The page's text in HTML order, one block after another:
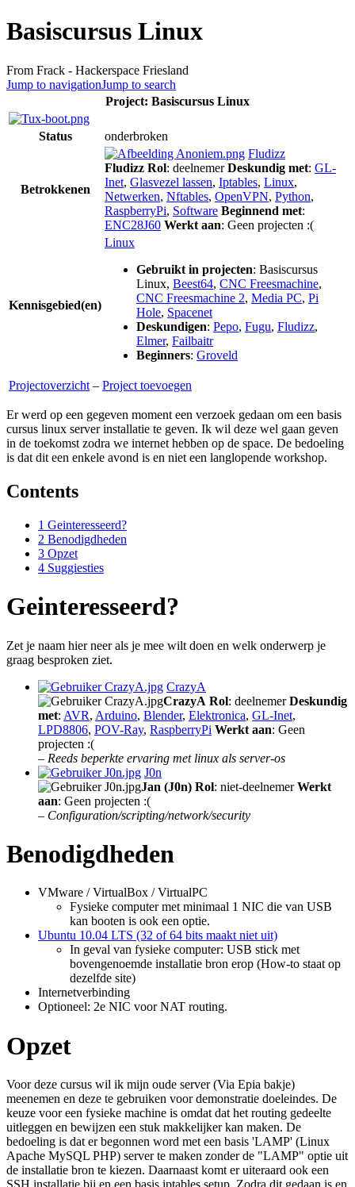
Basiscursus Linux
From Frack - Hackerspace Friesland
Jump to navigationJump to search
Project: Basiscursus Linux
Status onderbroken
Betrokkenen
Fludizz
Fludizz Rol: deelnemerDeskundig met: GL-
Inet, Glasvezel lassen, Iptables, Linux,
Netwerken, Nftables, OpenVPN, Python,
RaspberryPi, Software Beginnend met:
ENC28J60 Werkt aan: Geen projecten :(
Kennisgebied(en)
Linux
Gebruikt in projecten: Basiscursus
Linux, Beest64, CNC Freesmachine,
CNC Freesmachine 2, Media PC, Pi
Hole, Spacenet
Deskundigen: Pepo, Fugu, Fludizz,
Elmer, Failbaitr
Beginners: Groveld
Projectoverzicht – Project toevoegen
Er werd op een gegeven moment een verzoek gedaan om een basis
cursus linux server installatie te geven. Ik wil deze wel gaan geven
in de toekomst zodra we internet hebben op de space. De bedoeling
is dat dit een enkele avond is en niet een langlopende workshop.
Contents
1 Geinteresseerd?
2 Benodigdheden
3 Opzet
4 Suggiesties
Geinteresseerd?
Zet je naam hier neer als je mee wilt doen en welk onderwerp je
graag besproken ziet.
CrazyA
CrazyA Rol: deelnemerDeskundig
met: AVR, Arduino, Blender, Elektronica, GL-Inet,
LPD8806, POV-Ray, RaspberryPi Werkt aan: Geen
projecten :(
– Reeds beperkte ervaring met linux als server-os
J0n
Jan (J0n) Rol: niet-deelnemerWerkt
aan: Geen projecten :(
– Configuration/scripting/network/security
Benodigdheden
VMware / VirtualBox / VirtualPC
Fysieke computer met minimaal 1 NIC die van USB
kan booten is ook een optie.
Ubuntu 10.04 LTS (32 of 64 bits maakt niet uit)
In geval van fysieke computer: USB stick met
bovengenoemde installatie bron erop (How-to staat op
dezelfde site)
Internetverbinding
Optioneel: 2e NIC voor NAT routing.
Opzet
Voor deze cursus wil ik mijn oude server (Via Epia bakje)
meenemen en deze te gebruiken voor demonstratie doeleindes. De
keuze voor een fysieke machine is omdat dat het routing gedeelte
uitleggen en bewijzen een stuk makkelijker kan maken. De
bedoeling is dat er begonnen word met een basis 'LAMP' (Linux
Apache MySQL PHP) server te maken zonder de "LAMP" optie uit
de installatie bron te kiezen. Daarnaast komt er uiteraard ook een